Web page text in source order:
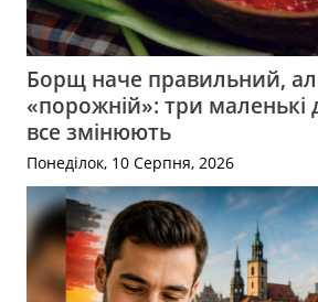
Борщ наче правильний,
«порожній»: три маленькі
все змінюють
Понеділок, 10 Серпня, 2026